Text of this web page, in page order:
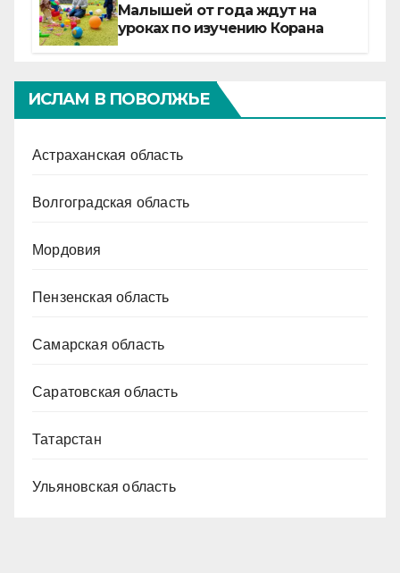
Малышей от года ждут на
уроках по изучению Корана
ИСЛАМ В ПОВОЛЖЬЕ
Астраханская область
Волгоградская область
Мордовия
Пензенская область
Самарская область
Саратовская область
Татарстан
Ульяновская область